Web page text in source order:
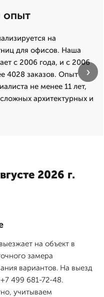
опыт
на
для офисов. Наша
с 2006 года, и с 2006
4028 заказов. Опыт
не менее 11 лет,
архитектурных и
›
2026 г.
на объект в
замера
вариантов. На выезд
499 681-72-48.
учитываем